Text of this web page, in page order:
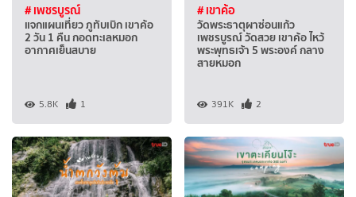
# เพชรบูรณ์
แจกแผนเที่ยว ภูทับเบิก เขาค้อ
2 วัน 1 คืน กอดทะเลหมอก
อากาศเย็นสบาย
5.8K 1
# เขาค้อ
วัดพระธาตุผาซ่อนแก้ว
เพชรบูรณ์ วัดสวย เขาค้อ ไหว้
พระพุทธเจ้า 5 พระองค์ กลาง
สายหมอก
391K 2